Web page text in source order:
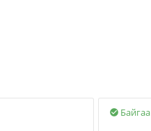
Байгаа
